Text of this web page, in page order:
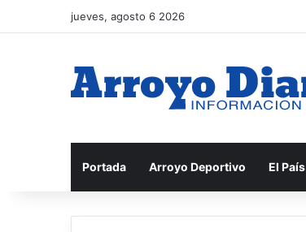
jueves, agosto 6 2026
Portada Arroyo Deportivo El País